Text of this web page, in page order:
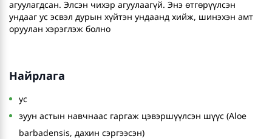
агуулагдсан. Элсэн чихэр агуулаагүй. Энэ өтгөрүүлсэн
ундааг ус эсвэл дурын хүйтэн ундаанд хийж, шинэхэн амт
оруулан хэрэглэж болно
Найрлага
ус
зуун астын навчнаас гаргаж цэвэршүүлсэн шүүс (Aloe
barbadensis, дахин сэргээсэн)